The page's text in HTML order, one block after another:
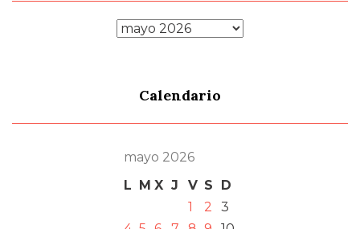
Archivos
Calendario
mayo 2026
L M X J V S
D
1
2
3